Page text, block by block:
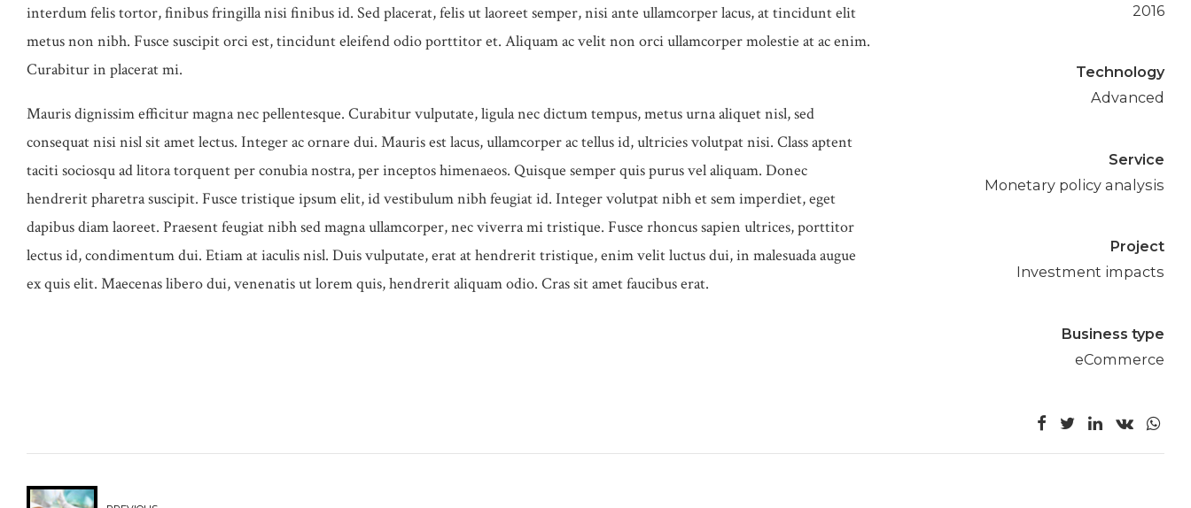
interdum felis tortor, finibus fringilla nisi finibus id. Sed placerat, felis ut laoreet semper, nisi ante ullamcorper lacus, at tincidunt elit
metus non nibh. Fusce suscipit orci est, tincidunt eleifend odio porttitor et. Aliquam ac velit non orci ullamcorper molestie at ac enim.
Curabitur in placerat mi.
Mauris dignissim efficitur magna nec pellentesque. Curabitur vulputate, ligula nec dictum tempus, metus urna aliquet nisl, sed
consequat nisi nisl sit amet lectus. Integer ac ornare dui. Mauris est lacus, ullamcorper ac tellus id, ultricies volutpat nisi. Class aptent
taciti sociosqu ad litora torquent per conubia nostra, per inceptos himenaeos. Quisque semper quis purus vel aliquam. Donec
hendrerit pharetra suscipit. Fusce tristique ipsum elit, id vestibulum nibh feugiat id. Integer volutpat nibh et sem imperdiet, eget
dapibus diam laoreet. Praesent feugiat nibh sed magna ullamcorper, nec viverra mi tristique. Fusce rhoncus sapien ultrices, porttitor
lectus id, condimentum dui. Etiam at iaculis nisl. Duis vulputate, erat at hendrerit tristique, enim velit luctus dui, in malesuada augue
ex quis elit. Maecenas libero dui, venenatis ut lorem quis, hendrerit aliquam odio. Cras sit amet faucibus erat.
2016
Technology
Advanced
Service
Monetary policy analysis
Project
Investment impacts
Business type
eCommerce